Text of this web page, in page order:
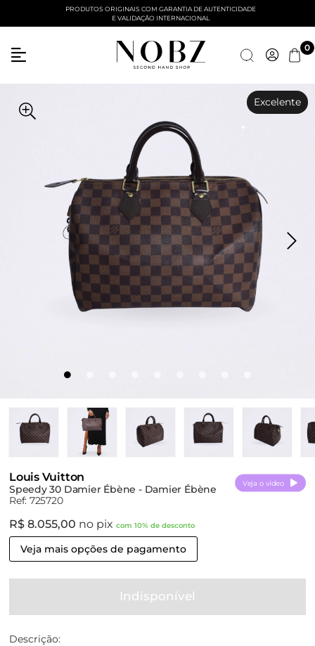
PRODUTOS ORIGINAIS COM GARANTIA DE AUTENTICIDADE
E VALIDAÇÃO INTERNACIONAL
0
Excelente
Louis Vuitton
Speedy 30 Damier Ébène - Damier Ébène
Ref: 725720
Veja o vídeo
R$ 8.055,00 no pix com 10% de desconto
Veja mais opções de pagamento
Indisponível
Descrição: